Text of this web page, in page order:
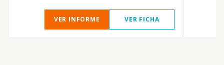
VER INFORME VER FICHA